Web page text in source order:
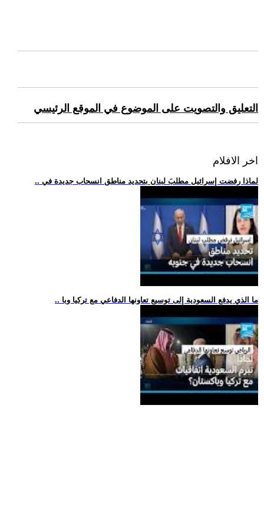
التعليق والتصويت على الموضوع في الموقع الرئيسي
اخر الافلام
.. لماذا رفضت إسرائيل مطلبَ لبنان بتحديد مناطق انسحاب جديدة في
.. ما الذي يدفع السعودية إلى توسيع تعاونها الدفاعي مع تركيا وبا